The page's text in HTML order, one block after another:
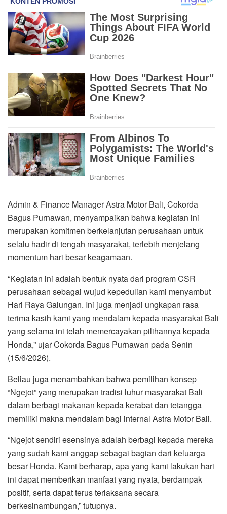
Admin & Finance Manager Astra Motor Bali, Cokorda
Bagus Purnawan, menyampaikan bahwa kegiatan ini
merupakan komitmen berkelanjutan perusahaan untuk
selalu hadir di tengah masyarakat, terlebih menjelang
momentum hari besar keagamaan.
“Kegiatan ini adalah bentuk nyata dari program CSR
perusahaan sebagai wujud kepedulian kami menyambut
Hari Raya Galungan. Ini juga menjadi ungkapan rasa
terima kasih kami yang mendalam kepada masyarakat Bali
yang selama ini telah memercayakan pilihannya kepada
Honda,” ujar Cokorda Bagus Purnawan pada Senin
(15/6/2026).
Beliau juga menambahkan bahwa pemilihan konsep
“Ngejot” yang merupakan tradisi luhur masyarakat Bali
dalam berbagi makanan kepada kerabat dan tetangga
memiliki makna mendalam bagi internal Astra Motor Bali.
“Ngejot sendiri esensinya adalah berbagi kepada mereka
yang sudah kami anggap sebagai bagian dari keluarga
besar Honda. Kami berharap, apa yang kami lakukan hari
ini dapat memberikan manfaat yang nyata, berdampak
positif, serta dapat terus terlaksana secara
berkesinambungan,” tutupnya.